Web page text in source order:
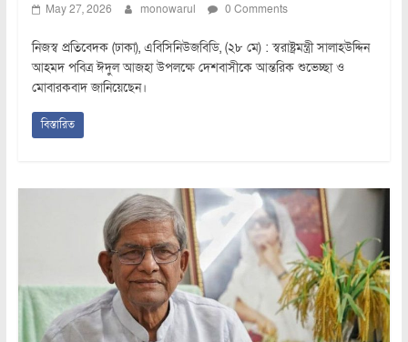
May 27, 2026 monowarul 0 Comments
নিজস্ব প্রতিবেদক (ঢাকা), এবিসিনিউজবিডি, (২৮ মে) : স্বরাষ্ট্রমন্ত্রী সালাহউদ্দিন
আহমদ পবিত্র ঈদুল আজহা উপলক্ষে দেশবাসীকে আন্তরিক শুভেচ্ছা ও
মোবারকবাদ জানিয়েছেন।
বিস্তারিত